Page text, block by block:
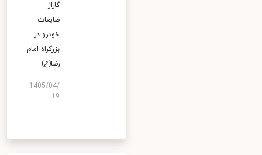
گاراژ
ضایعات
خودرو در
بزرگراه امام
رضا(ع)
1405/04/
19